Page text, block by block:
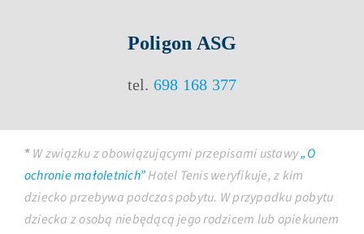
Poligon ASG
tel. 698 168 377
*W związku z obowiązującymi przepisami ustawy„O
ochronie małoletnich”Hotel Tenis weryfikuje, z kim
dziecko przebywa podczas pobytu. W przypadku pobytu
dziecka z osobą niebędącą jego rodzicem lub opiekunem